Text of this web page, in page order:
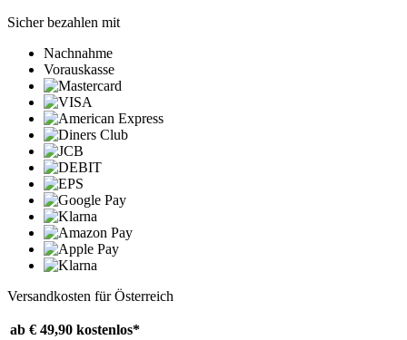
Sicher bezahlen mit
Nachnahme
Vorauskasse
Versandkosten für Österreich
ab € 49,90 kostenlos*